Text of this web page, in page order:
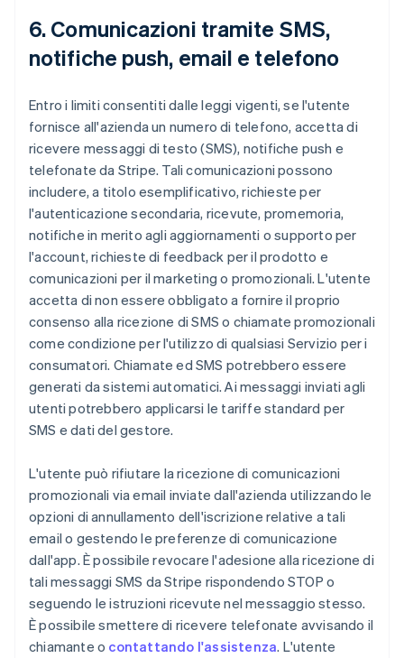
6. Comunicazioni tramite SMS,
notifiche push, email e telefono
Entro i limiti consentiti dalle leggi vigenti, se l'utente
fornisce all'azienda un numero di telefono, accetta di
ricevere messaggi di testo (SMS), notifiche push e
telefonate da Stripe. Tali comunicazioni possono
includere, a titolo esemplificativo, richieste per
l'autenticazione secondaria, ricevute, promemoria,
notifiche in merito agli aggiornamenti o supporto per
l'account, richieste di feedback per il prodotto e
comunicazioni per il marketing o promozionali. L'utente
accetta di non essere obbligato a fornire il proprio
consenso alla ricezione di SMS o chiamate promozionali
come condizione per l'utilizzo di qualsiasi Servizio per i
consumatori. Chiamate ed SMS potrebbero essere
generati da sistemi automatici. Ai messaggi inviati agli
utenti potrebbero applicarsi le tariffe standard per
SMS e dati del gestore.
L'utente può rifiutare la ricezione di comunicazioni
promozionali via email inviate dall'azienda utilizzando le
opzioni di annullamento dell'iscrizione relative a tali
email o gestendo le preferenze di comunicazione
dall'app. È possibile revocare l'adesione alla ricezione di
tali messaggi SMS da Stripe rispondendo STOP o
seguendo le istruzioni ricevute nel messaggio stesso.
È possibile smettere di ricevere telefonate avvisando il
chiamante o contattando l'assistenza. L'utente